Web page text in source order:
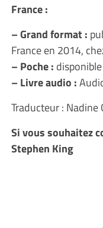
France :
– Grand format :
France en 2014,
– Poche :
– Livre audio :
Traducteur : Nadine
Si vous souhaitez
Stephen King